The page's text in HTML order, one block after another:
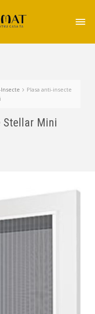
Plasa anti-insecte
Stellar Mini